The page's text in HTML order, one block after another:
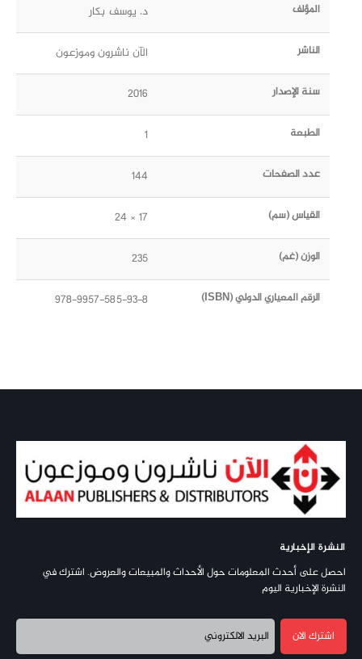
المؤلف د. يوسف بكار
الناشر الآن ناشرون وموزعون
سنة الإصدار 2016
الطبعة 1
عدد الصفحات 144
القياس (سم) 17 × 24
الوزن (غم) 235
الرقم المعياري الدولي (ISBN) 978-9957-585-93-8
النشرة الإخبارية
احصل على أحدث المعلومات حول الأحداث والمبيعات والعروض. اشترك في
النشرة الإخبارية اليوم